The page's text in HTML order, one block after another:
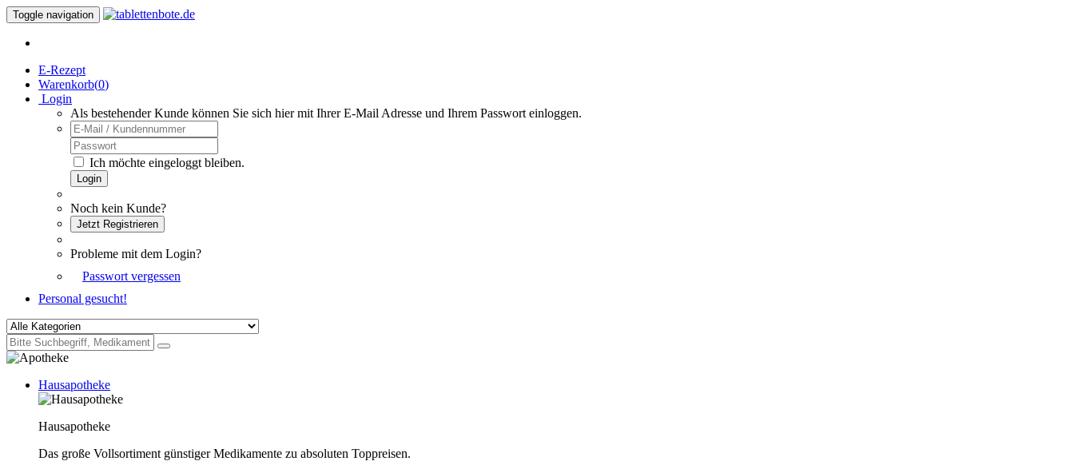
Toggle navigation
E-Rezept
Warenkorb(0)
Login
Als bestehender Kunde können Sie sich hier mit Ihrer E-Mail Adresse und Ihrem Passwort einloggen.
Ich möchte eingeloggt bleiben.
Login
Noch kein Kunde?
Jetzt Registrieren
Probleme mit dem Login?
Passwort vergessen
Personal gesucht!
Hausapotheke
Hausapotheke
Das große Vollsortiment günstiger Medikamente zu absoluten Toppreisen.